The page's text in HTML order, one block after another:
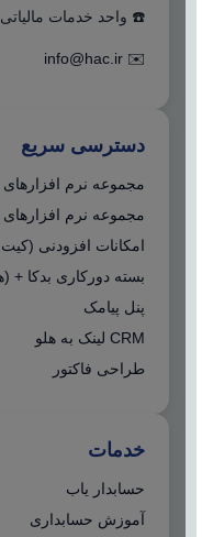
☎️ واحد خدمات مالیاتی:
✉️
info@hac.ir
دسترسی سریع
مجموعه نرم افزارهای
مجموعه نرم افزارهای
امکانات افزودنی
بسته دورکاری بدکا +
پنل پیامک
CRM لینک به هلو
طراحی فاکتور
خدمات
حسابدار یاب
آموزش حسابداری